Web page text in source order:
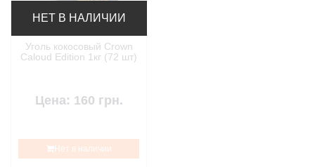
НЕТ В НАЛИЧИИ
Уголь кокосовый Crown
Caloud Edition 1кг (72 шт)
Цена: 160 грн.
Нет в наличии